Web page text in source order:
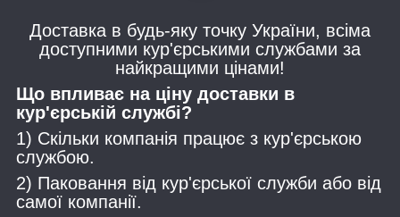
Доставка в будь-яку точку України, всіма
доступними кур'єрськими службами за
найкращими цінами!
Що впливає на ціну доставки в
кур'єрській службі?
1) Скільки компанія працює з кур'єрською
службою.
2) Паковання від кур'єрської служби або від
самої компанії.